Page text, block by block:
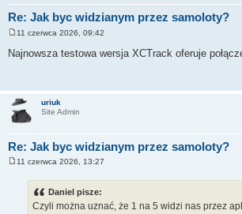
Re: Jak byc widzianym przez samoloty?
o
s
11 czerwca 2026, 09:42
Najnowsza testowa wersja XCTrack oferuje
uriuk
Site Admin
Re: Jak byc widzianym przez samoloty?
11 czerwca 2026, 13:27
Daniel pisze:
Czyli można uznać, że 1 na 5 widzi nas przez